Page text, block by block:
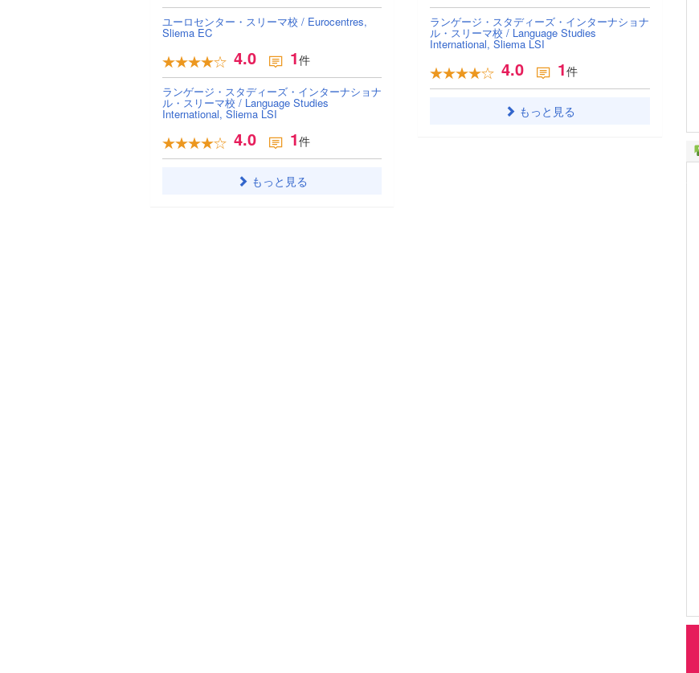
ユーロセンター・スリーマ校 / Eurocentres,
Sliema EC
4.0 1件
ランゲージ・スタディーズ・インターナショナ
ル・スリーマ校 / Language Studies
International, Sliema LSI
4.0 1件
もっと見る
ランゲージ・スタディーズ・インターナショナ
ル・スリーマ校 / Language Studies
International, Sliema LSI
4.0 1件
もっと見る